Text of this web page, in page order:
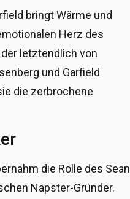
bringt Wärme und
Herz des
letztendlich von
und Garfield
die zerbrochene
die Rolle des Sean
Napster-Gründer.